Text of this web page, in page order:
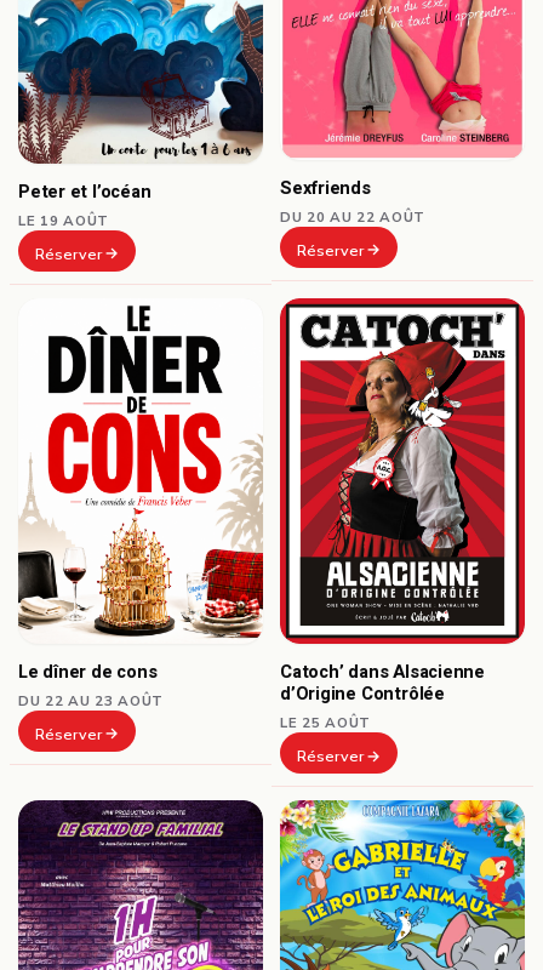
Peter et l’océan
LE 19 AOÛT
Réserver
Sexfriends
DU 20 AU 22 AOÛT
Réserver
Le dîner de cons
DU 22 AU 23 AOÛT
Réserver
Catoch’ dans Alsacienne
d’Origine Contrôlée
LE 25 AOÛT
Réserver